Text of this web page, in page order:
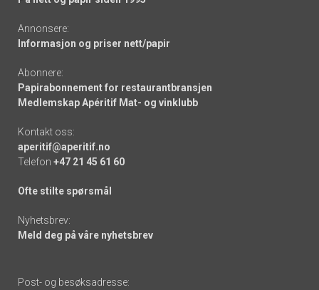
Annonsere:
Informasjon og priser nett/papir
Abonnere:
Papirabonnement for restaurantbransjen
Medlemskap Apéritif Mat- og vinklubb
Kontakt oss:
aperitif@aperitif.no
Telefon +47 21 45 61 60
Ofte stilte spørsmål
Nyhetsbrev:
Meld deg på våre nyhetsbrev
Post- og besøksadresse: